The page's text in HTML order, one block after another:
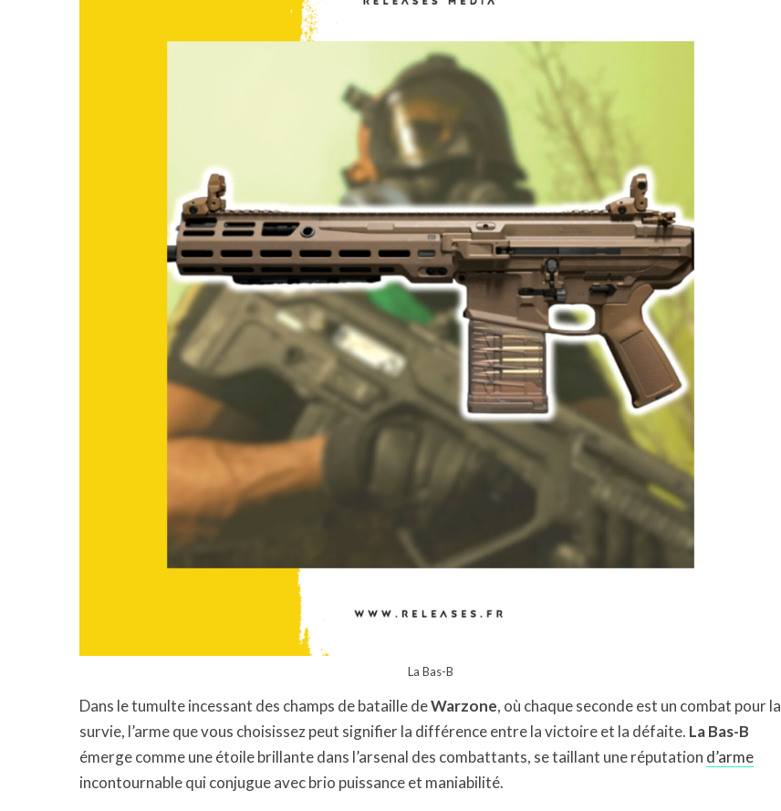
La Bas-B
Dans le tumulte incessant des champs de bataille deWarzone, où chaque seconde est un combat pour la
survie, l’arme que vous choisissez peut signifier la différence entre la victoire et la défaite. La Bas-B
émerge comme une étoile brillante dans l’arsenal des combattants, se taillant une réputation d’arme
incontournable qui conjugue avec brio puissance et maniabilité.